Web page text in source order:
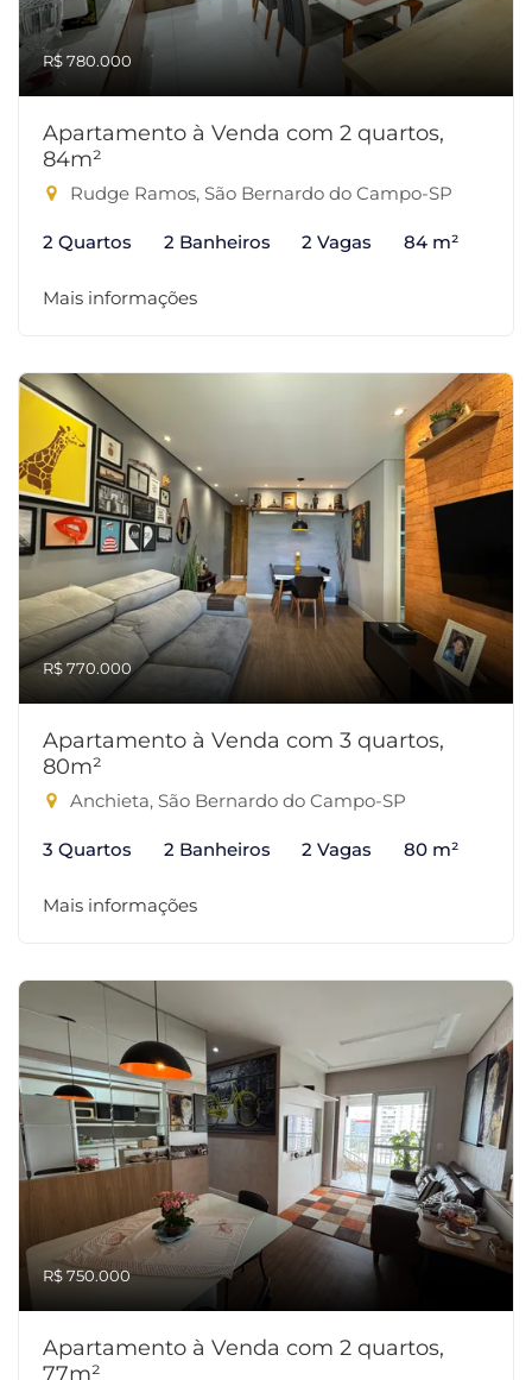
R$ 780.000
Apartamento à Venda com 2 quartos,
84m²
Rudge Ramos, São Bernardo do Campo-SP
2 Quartos 2 Banheiros 2 Vagas 84 m²
Mais informações
R$ 770.000
Apartamento à Venda com 3 quartos,
80m²
Anchieta, São Bernardo do Campo-SP
3 Quartos 2 Banheiros 2 Vagas 80 m²
Mais informações
R$ 750.000
Apartamento à Venda com 2 quartos,
77m²